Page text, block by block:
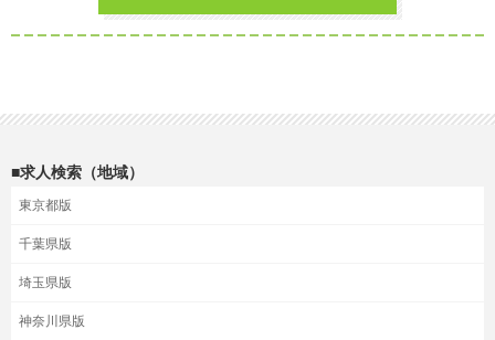
■求人検索（地域）
東京都版
千葉県版
埼玉県版
神奈川県版